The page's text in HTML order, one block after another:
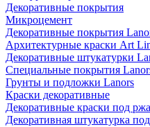
Декоративные покрытия
Микроцемент
Декоративные покрытия
Архитектурные краски Art
Декоративные штукатурки
Специальные покрытия
Грунты и подложки Lanors
Краски декоративные
Декоративные краски под
Декоративная штукатурка